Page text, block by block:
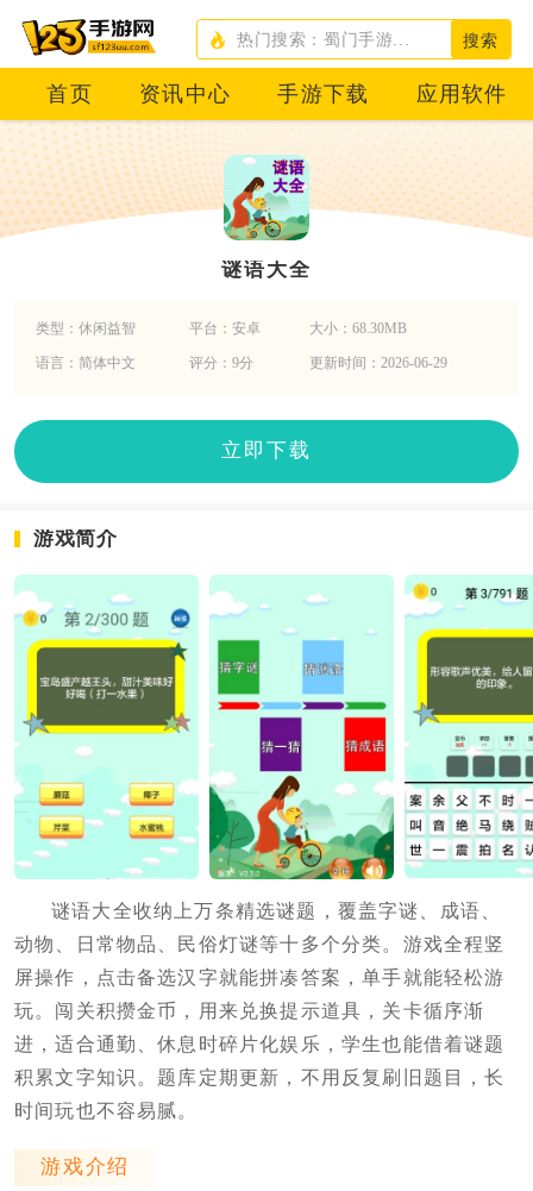
搜索
首页 资讯中心 手游下载 应用软件
谜语大全
类型：休闲益智 平台：安卓 大小：68.30MB
语言：简体中文 评分：9分 更新时间：2026-06-29
立即下载
游戏简介
谜语大全收纳上万条精选谜题，覆盖字谜、成语、
动物、日常物品、民俗灯谜等十多个分类。游戏全程竖
屏操作，点击备选汉字就能拼凑答案，单手就能轻松游
玩。闯关积攒金币，用来兑换提示道具，关卡循序渐
进，适合通勤、休息时碎片化娱乐，学生也能借着谜题
积累文字知识。题库定期更新，不用反复刷旧题目，长
时间玩也不容易腻。
游戏介绍